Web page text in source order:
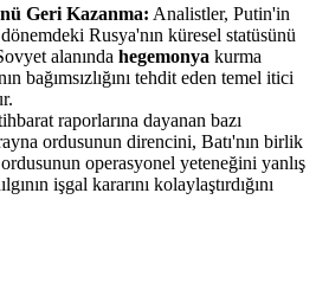
Geri Kazanma: Analistler, Putin'in
Rusya'nın küresel statüsünü
alanında hegemonya kurma
bağımsızlığını tehdit eden temel itici
raporlarına dayanan bazı
ordusunun direncini, Batı'nın birlik
operasyonel yeteneğini yanlış
işgal kararını kolaylaştırdığını